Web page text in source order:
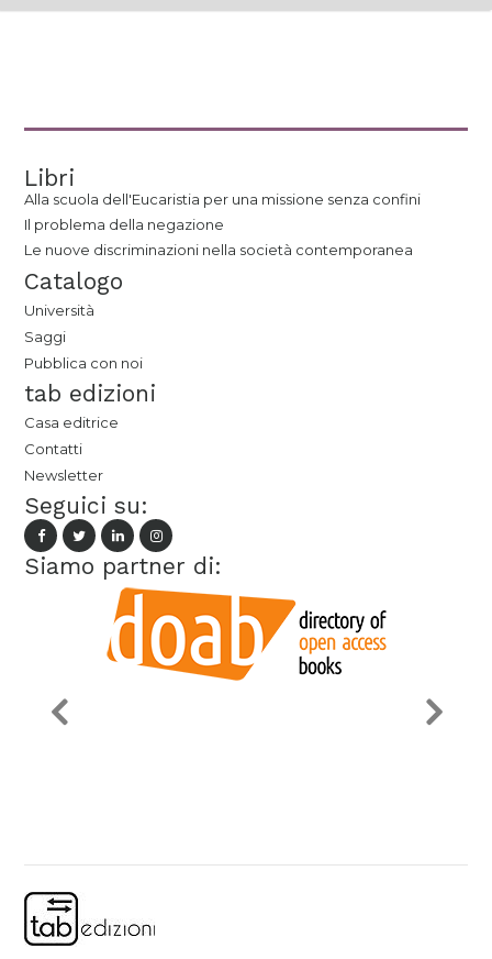
Libri
Alla scuola dell'Eucaristia per una missione senza confini
Il problema della negazione
Le nuove discriminazioni nella società contemporanea
Catalogo
Università
Saggi
Pubblica con noi
tab edizioni
Casa editrice
Contatti
Newsletter
Seguici su:
Siamo partner di: